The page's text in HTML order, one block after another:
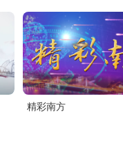
精彩南方